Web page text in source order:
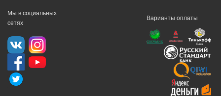
Мы в социальных
сетях
Варианты оплаты